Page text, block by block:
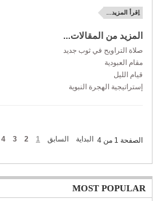
اِقرأ المزيد...
المزيد من المقالات...
صلاة التراويح في ثوب جديد
مقام العبودية
قيام الليل
إستراتيجية الهجرة النبوية
الصفحة 1 من 4 البداية السابق 1
2
3
4
MOST POPULAR